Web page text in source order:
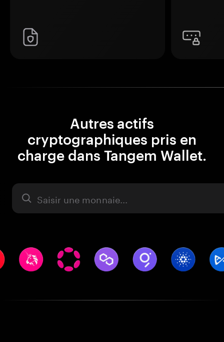
Autres actifs
cryptographiques pris en
charge dans Tangem Wallet.
Actifs